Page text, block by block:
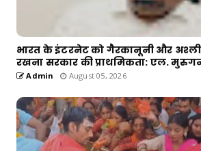
भारत के इंटरनेट को गैरकानूनी और
रखना सरकार की प्राथमिकता: एल.
Admin August 05, 2026